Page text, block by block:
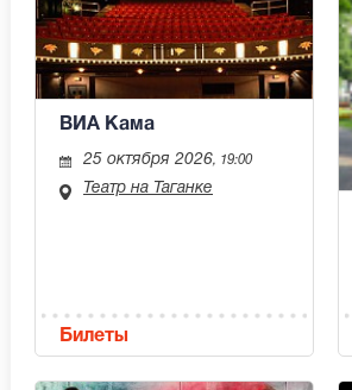
ВИА Кама
25 октября 2026, 19:00
Театр на Таганке
Билеты